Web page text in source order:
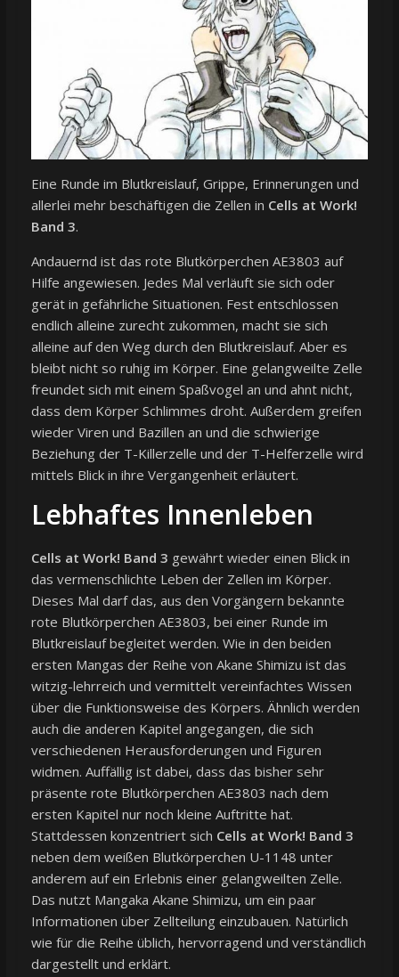
Eine Runde im Blutkreislauf, Grippe, Erinnerungen und
allerlei mehr beschäftigen die Zellen in Cells at Work!
Band 3.
Andauernd ist das rote Blutkörperchen AE3803 auf
Hilfe angewiesen. Jedes Mal verläuft sie sich oder
gerät in gefährliche Situationen. Fest entschlossen
endlich alleine zurecht zukommen, macht sie sich
alleine auf den Weg durch den Blutkreislauf. Aber es
bleibt nicht so ruhig im Körper. Eine gelangweilte Zelle
freundet sich mit einem Spaßvogel an und ahnt nicht,
dass dem Körper Schlimmes droht. Außerdem greifen
wieder Viren und Bazillen an und die schwierige
Beziehung der T-Killerzelle und der T-Helferzelle wird
mittels Blick in ihre Vergangenheit erläutert.
Lebhaftes Innenleben
Cells at Work! Band 3 gewährt wieder einen Blick in
das vermenschlichte Leben der Zellen im Körper.
Dieses Mal darf das, aus den Vorgängern bekannte
rote Blutkörperchen AE3803, bei einer Runde im
Blutkreislauf begleitet werden. Wie in den beiden
ersten Mangas der Reihe von Akane Shimizu ist das
witzig-lehrreich und vermittelt vereinfachtes Wissen
über die Funktionsweise des Körpers. Ähnlich werden
auch die anderen Kapitel angegangen, die sich
verschiedenen Herausforderungen und Figuren
widmen. Auffällig ist dabei, dass das bisher sehr
präsente rote Blutkörperchen AE3803 nach dem
ersten Kapitel nur noch kleine Auftritte hat.
Stattdessen konzentriert sich Cells at Work! Band 3
neben dem weißen Blutkörperchen U-1148 unter
anderem auf ein Erlebnis einer gelangweilten Zelle.
Das nutzt Mangaka Akane Shimizu, um ein paar
Informationen über Zellteilung einzubauen. Natürlich
wie für die Reihe üblich, hervorragend und verständlich
dargestellt und erklärt.